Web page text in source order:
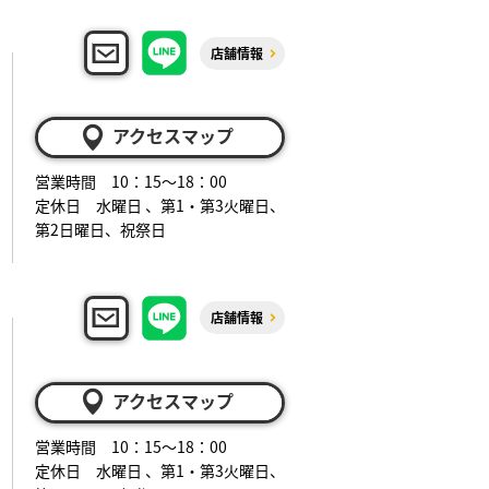
店舗情報
アクセスマップ
営業時間 10：15～18：00
定休日 水曜日 、第1・第3火曜日、
第2日曜日、祝祭日
店舗情報
アクセスマップ
営業時間 10：15～18：00
定休日 水曜日 、第1・第3火曜日、